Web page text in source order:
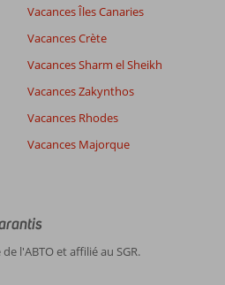
Vacances Îles Canaries
Vacances Crète
Vacances Sharm el Sheikh
Vacances Zakynthos
Vacances Rhodes
Vacances Majorque
l'ABTO et affilié au SGR.